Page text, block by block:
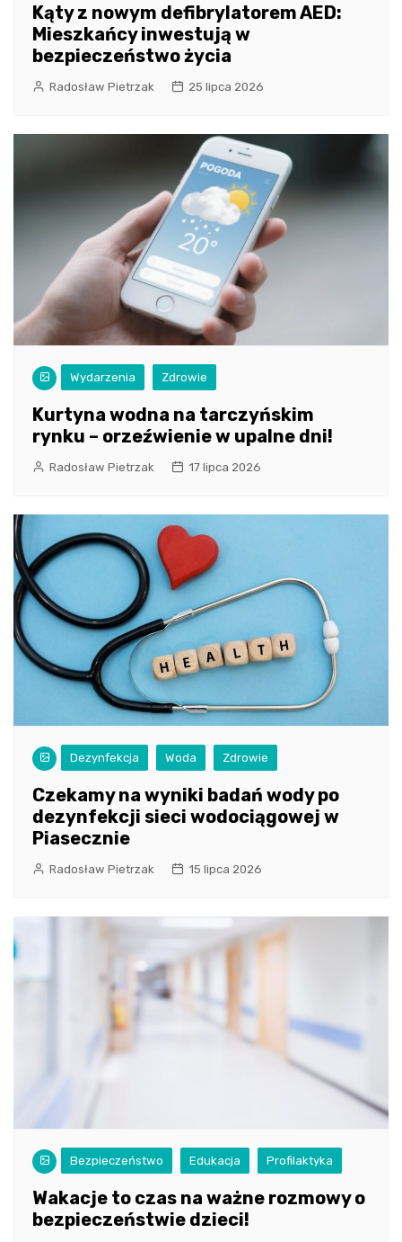
Kąty z nowym defibrylatorem AED:
Mieszkańcy inwestują w
bezpieczeństwo życia
Radosław Pietrzak 25 lipca 2026
Wydarzenia Zdrowie
Kurtyna wodna na tarczyńskim
rynku – orzeźwienie w upalne dni!
Radosław Pietrzak 17 lipca 2026
Dezynfekcja Woda Zdrowie
Czekamy na wyniki badań wody po
dezynfekcji sieci wodociągowej w
Piasecznie
Radosław Pietrzak 15 lipca 2026
Bezpieczeństwo Edukacja Profilaktyka
Wakacje to czas na ważne rozmowy o
bezpieczeństwie dzieci!